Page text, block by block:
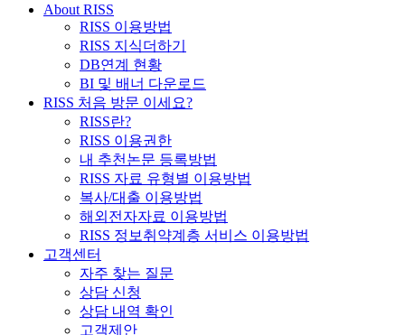
About RISS
RISS 이용방법
RISS 지식더하기
DB연계 현황
BI 및 배너 다운로드
RISS 처음 방문 이세요?
RISS란?
RISS 이용권한
내 추천논문 등록방법
RISS 자료 유형별 이용방법
복사/대출 이용방법
해외전자자료 이용방법
RISS 정보취약계층 서비스 이용방법
고객센터
자주 찾는 질문
상담 신청
상담 내역 확인
고객제안